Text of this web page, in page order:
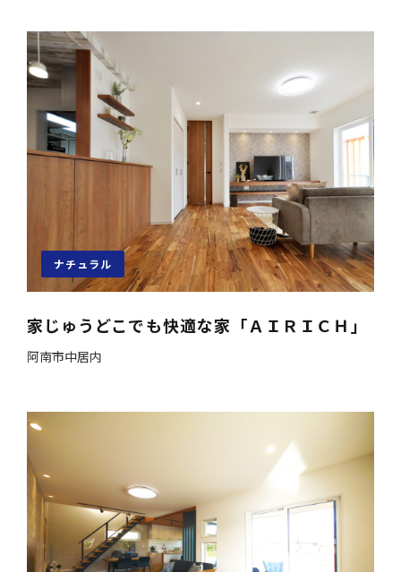
ナチュラル
家じゅうどこでも快適な家「ＡＩＲＩＣＨ」
阿南市中居内